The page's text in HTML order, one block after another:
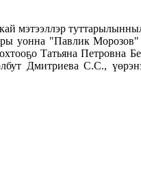
мэтээллэр
уонна "Павлик
Татьяна Петровна
Дмитриева С.С.,